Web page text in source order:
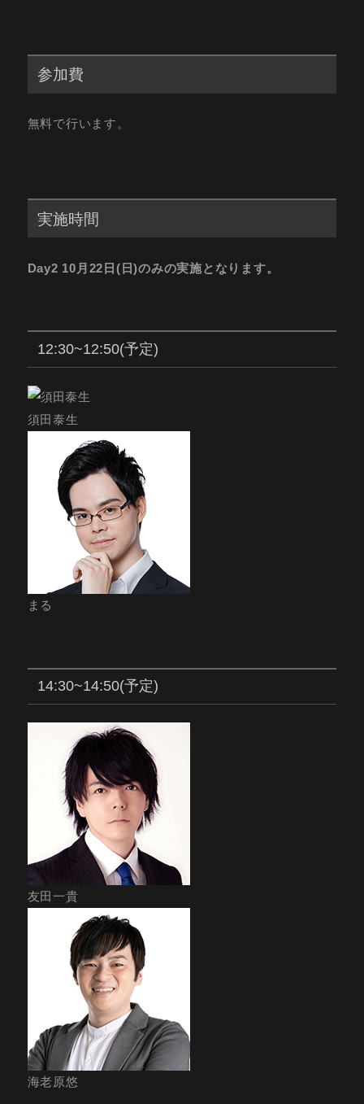
参加費
無料で行います。
実施時間
Day2 10月22日(日)のみの実施となります。
12:30~12:50(予定)
須田泰生
まる
14:30~14:50(予定)
友田一貴
海老原悠